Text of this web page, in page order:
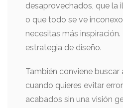
desaprovechados, que la
o que todo se ve
necesitas más
estrategia de diseño.
También conviene
cuando quieres evitar
acabados sin una visión